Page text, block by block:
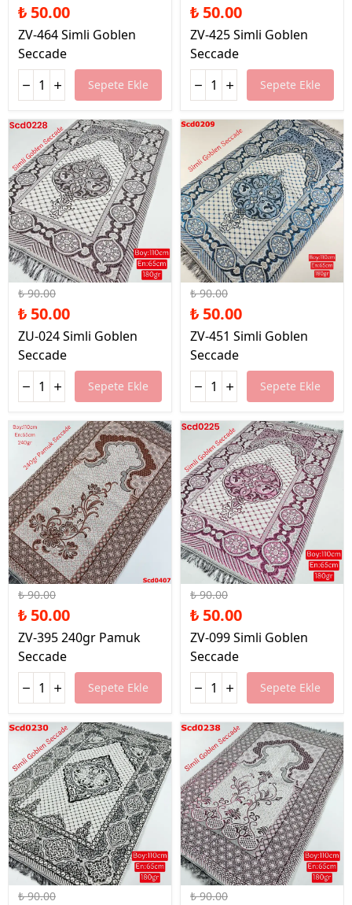
₺ 50.00
ZV-464 Simli Goblen
Seccade
Sepete Ekle
₺ 50.00
ZV-425 Simli Goblen
Seccade
Sepete Ekle
%44 İndirim
₺ 90.00
₺ 50.00
ZU-024 Simli Goblen
Seccade
Sepete Ekle
%44 İndirim
₺ 90.00
₺ 50.00
ZV-451 Simli Goblen
Seccade
Sepete Ekle
%44 İndirim
₺ 90.00
₺ 50.00
ZV-395 240gr Pamuk
Seccade
Sepete Ekle
%44 İndirim
₺ 90.00
₺ 50.00
ZV-099 Simli Goblen
Seccade
Sepete Ekle
%44 İndirim
₺ 90.00
%44 İndirim
₺ 90.00